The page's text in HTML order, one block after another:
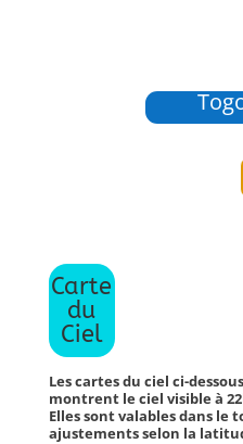
Carte
du
Ciel
Les cartes du ciel ci-
montrent le ciel visible à
Elles sont valables dans le
ajustements selon la